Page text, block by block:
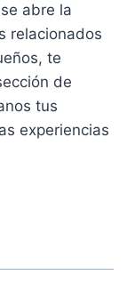
abre la
relacionados
te
de
tus
experiencias